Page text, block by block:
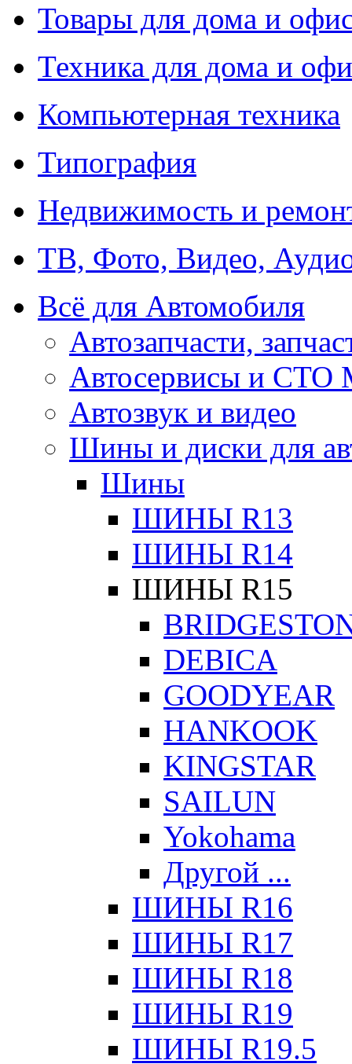
Товары для дома и
Техника для дома и
Компьютерная техника
Типография
Недвижимость и
ТВ, Фото, Видео,
Всё для Автомобиля
Автозапчасти,
Автосервисы и СТО
Автозвук и видео
Шины и диски для
Шины
ШИНЫ R13
ШИНЫ R14
ШИНЫ R15
DEBICA
GOODYEAR
HANKOOK
KINGSTAR
SAILUN
Yokohama
Другой ...
ШИНЫ R16
ШИНЫ R17
ШИНЫ R18
ШИНЫ R19
ШИНЫ R19.5